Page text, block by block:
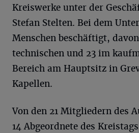
Kreiswerke unter der
Stefan Stelten. Bei dem
Menschen beschäftigt,
technischen und 23 im
Bereich am Hauptsitz in
Kapellen.
Von den 21 Mitgliedern des
14 Abgeordnete des